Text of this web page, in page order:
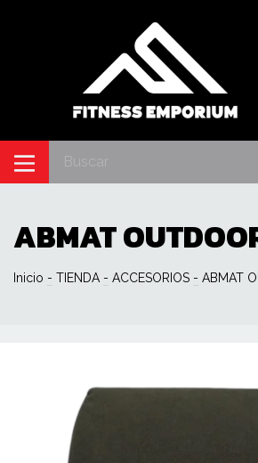
ABMAT
Inicio - TIENDA - ACCESORIOS - ABMAT